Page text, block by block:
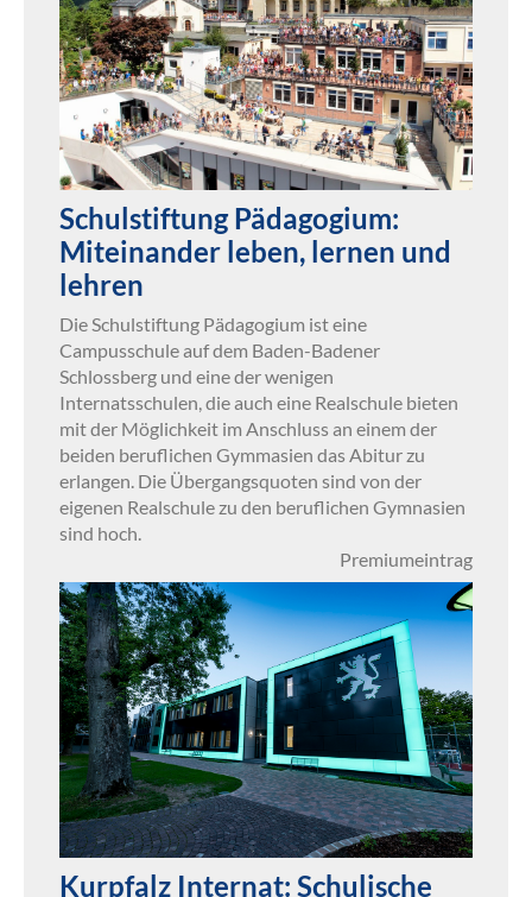
Schulstiftung Pädagogium:
Miteinander leben, lernen und
lehren
Die Schulstiftung Pädagogium ist eine
Campusschule auf dem Baden-Badener
Schlossberg und eine der wenigen
Internatsschulen, die auch eine Realschule bieten
mit der Möglichkeit im Anschluss an einem der
beiden beruflichen Gymmasien das Abitur zu
erlangen. Die Übergangsquoten sind von der
eigenen Realschule zu den beruflichen Gymnasien
sind hoch.
Premiumeintrag
Kurpfalz Internat: Schulische